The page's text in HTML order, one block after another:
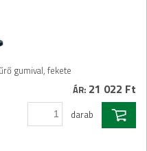
gumival, fekete
ÁR: 21 022 Ft
darab